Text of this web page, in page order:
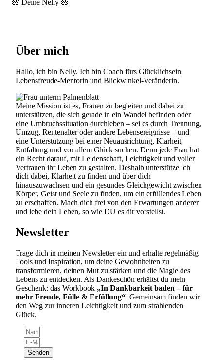
🌺 Deine Nelly 🌺
Über mich
Hallo, ich bin Nelly. Ich bin Coach fürs Glücklichsein,
Lebensfreude-Mentorin und Blickwinkel-Veränderin.
Meine Mission ist es, Frauen zu begleiten und dabei zu
unterstützen, die sich gerade in ein Wandel befinden oder
eine Umbruchs­situation durchleben – sei es durch Trennung,
Umzug, Rentenalter oder andere Lebensereignisse – und
eine Unterstützung bei einer Neuaus­richtung, Klarheit,
Entfaltung und vor allem Glück suchen. Denn jede Frau hat
ein Recht darauf, mit Leiden­schaft, Leichtigkeit und voller
Ver­trauen ihr Leben zu gestalten. Deshalb unterstütze ich
dich dabei, Klarheit zu finden und über dich
hinauszuwachsen und ein gesundes Gleichgewicht zwischen
Körper, Geist und Seele zu finden, um ein erfüllendes Leben
zu erschaffen. Mach dich frei von den Erwartungen anderer
und lebe dein Leben, so wie DU es dir vorstellst.
Newsletter
Trage dich in meinen Newsletter ein und erhalte regelmäßig
Tools und Inspiration, um deine Gewohnheiten zu
transformieren, deinen Mut zu stärken und die Magie des
Lebens zu entdecken. Als Dankeschön erhältst du mein
Geschenk: das Workbook „In Dank­barkeit baden – für
mehr Freude, Fülle & Erfüllung“. Gemeinsam finden wir
den Weg zur inneren Leichtigkeit und zum strah­lenden
Glück.
Senden